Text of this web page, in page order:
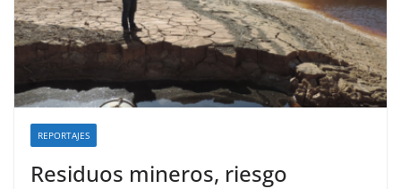
REPORTAJES
Residuos mineros, riesgo